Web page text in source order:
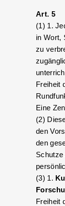
Art. 5
(1) 1.
in Wort,
zu
Freiheit
Eine
(2)
den
den
Schutze
(3) 1.
Freiheit